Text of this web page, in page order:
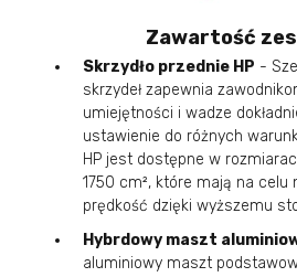
Zawartość
Skrzydło przednie HP -
skrzydeł zapewnia
umiejętności i wadze
ustawienie do różnych
HP jest dostępne w
1750 cm², które mają na celu
prędkość dzięki wyższemu
Hybrdowy maszt
aluminiowy maszt